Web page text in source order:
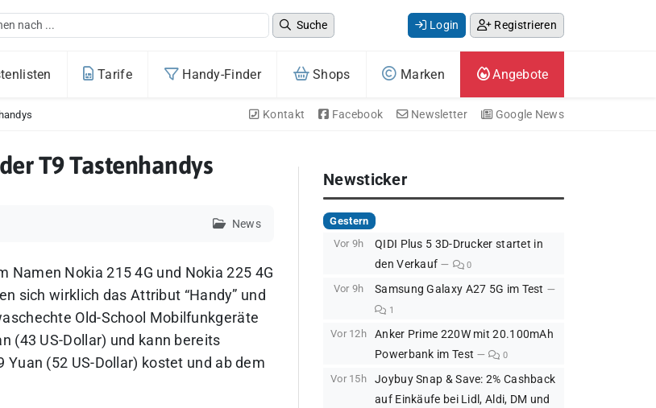
Suche Login Registrieren
Tarife Handy-Finder Shops Marken Angebote
Kontakt Facebook Newsletter Google News
T9 Tastenhandys
News
Namen Nokia 215 4G und Nokia 225 4G
sich wirklich das Attribut “Handy” und
Old-School Mobilfunkgeräte
(43 US-Dollar) und kann bereits
(52 US-Dollar) kostet und ab dem
Newsticker
Gestern
Vor 9h
QIDI Plus 5 3D-Drucker startet in
den Verkauf
0
Vor 9h Samsung Galaxy A27 5G im Test
1
Vor 12h
Anker Prime 220W mit 20.100mAh
Powerbank im Test
0
Vor 15h
Joybuy Snap & Save: 2% Cashback
auf Einkäufe bei Lidl, Aldi, DM und